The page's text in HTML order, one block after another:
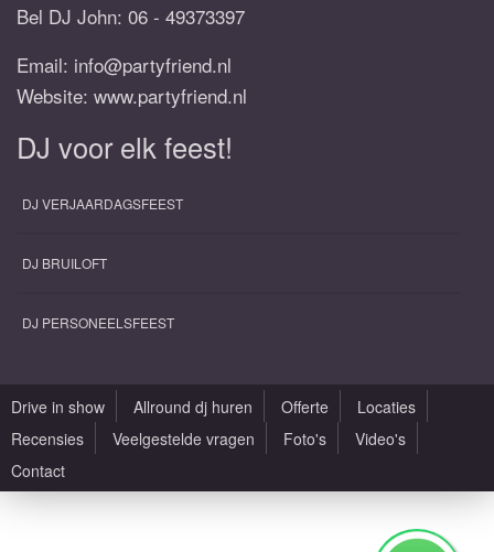
Bel DJ John: 06 - 49373397
Email: info@partyfriend.nl
Website: www.partyfriend.nl
DJ voor elk feest!
DJ VERJAARDAGSFEEST
DJ BRUILOFT
DJ PERSONEELSFEEST
Drive in show Allround dj huren Offerte
Locaties
Recensies
Veelgestelde vragen Foto's
Video's
Contact
Algemene voorwaarden